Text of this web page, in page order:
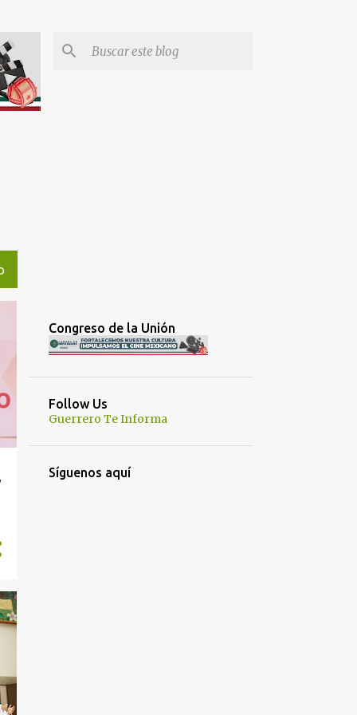
Congreso de la Unión
Follow Us
Guerrero Te Informa
Síguenos aquí